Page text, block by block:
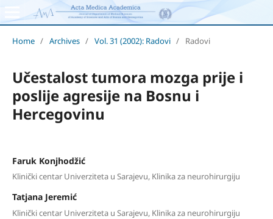
Home / Archives / Vol. 31 (2002): Radovi / Radovi
Učestalost tumora mozga prije i
poslije agresije na Bosnu i
Hercegovinu
Faruk Konjhodžić
Klinički centar Univerziteta u Sarajevu, Klinika za neurohirurgiju
Tatjana Jeremić
Klinički centar Univerziteta u Sarajevu, Klinika za neurohirurgiju